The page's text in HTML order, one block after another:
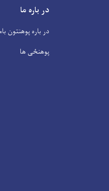
در باره ما
در باره پوهنتون
پوهنځی ها